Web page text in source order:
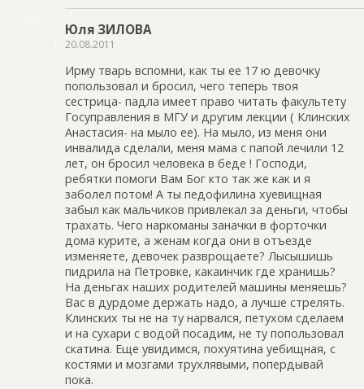
Юля ЗИЛОВА
20.08.2011
Ирму тварь вспомни, как ты ее 17 ю девочку
попользовал и бросил, чего теперь твоя
сестрица- падла имеет право читать факультету
Госуправления в МГУ и другим лекции ( Клинских
Анастасия- на мыло ее). На мыло, из меня они
инвалида сделали, меня мама с папой лечили 12
лет, он бросил человека в беде ! Господи,
ребятки помоги Вам Бог кто так же как и я
заболел потом! А ты педофилина хуевищная
забыл как мальчиков привлекал за деньги, чтобы
трахать. Чего наркоманы заначки в форточки
дома курите, а женам когда они в отъезде
изменяете, девочек разврощаете? Лысышишь
пидрила на Петровке, какаинчик где хранишь?
На деньгах наших родителей машины меняешь?
Вас в дурдоме держать надо, а лучше стрелять.
Клинских ты не на ту нарвался, петухом сделаем
и на сухари с водой посадим, не ту попользовал
скатина. Еще увидимся, похуятина уебищная, с
костями и мозгами трухлявыми, попердывай
пока.